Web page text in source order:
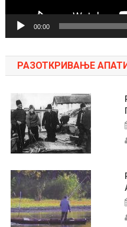
00:00
РАЗОТКРИВАЊЕ